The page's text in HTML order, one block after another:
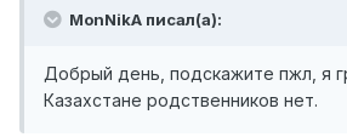
MonNikA писал(а):
Добрый день, подскажите пжл, я
Казахстане родственников нет.